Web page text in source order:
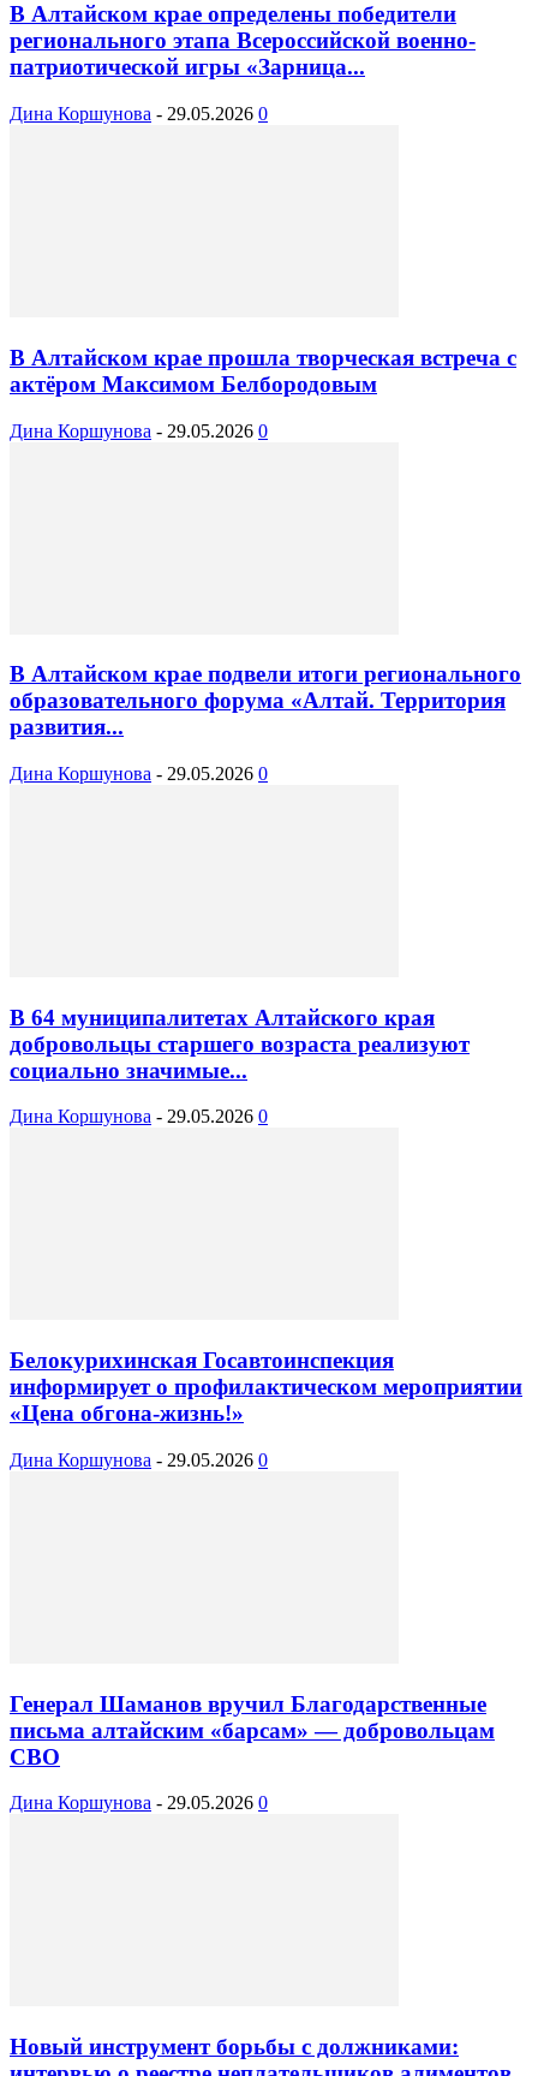
В Алтайском крае определены победители
регионального этапа Всероссийской военно-
патриотической игры «Зарница...
Дина Коршунова - 29.05.2026 0
В Алтайском крае прошла творческая встреча с
актёром Максимом Белбородовым
Дина Коршунова - 29.05.2026 0
В Алтайском крае подвели итоги регионального
образовательного форума «Алтай. Территория
развития...
Дина Коршунова - 29.05.2026 0
В 64 муниципалитетах Алтайского края
добровольцы старшего возраста реализуют
социально значимые...
Дина Коршунова - 29.05.2026 0
Белокурихинская Госавтоинспекция
информирует о профилактическом мероприятии
«Цена обгона-жизнь!»
Дина Коршунова - 29.05.2026 0
Генерал Шаманов вручил Благодарственные
письма алтайским «барсам» — добровольцам
СВО
Дина Коршунова - 29.05.2026 0
Новый инструмент борьбы с должниками: